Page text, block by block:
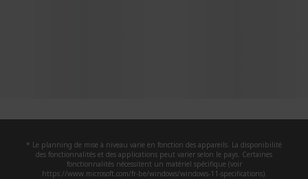
* Le planning de mise à niveau varie en fonction des appareils. La disponibilité
des fonctionnalités et des applications peut varier selon le pays. Certaines
fonctionnalités nécessitent un matériel spécifique (voir
https://www.microsoft.com/fr-be/windows/windows-11-specifications).